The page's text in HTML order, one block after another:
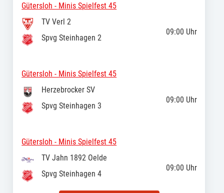
Gütersloh - Minis Spielfest 45
TV Verl 2
Spvg Steinhagen 2
09:00 Uhr
Gütersloh - Minis Spielfest 45
Herzebrocker SV
Spvg Steinhagen 3
09:00 Uhr
Gütersloh - Minis Spielfest 45
TV Jahn 1892 Oelde
Spvg Steinhagen 4
09:00 Uhr